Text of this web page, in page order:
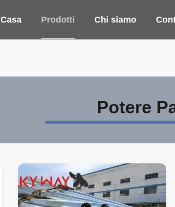
Casa Prodotti Chi siamo
Potere